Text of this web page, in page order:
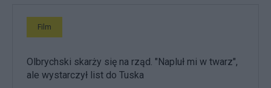
Film
Olbrychski skarży się na rząd. "Napluł mi w twarz",
ale wystarczył list do Tuska